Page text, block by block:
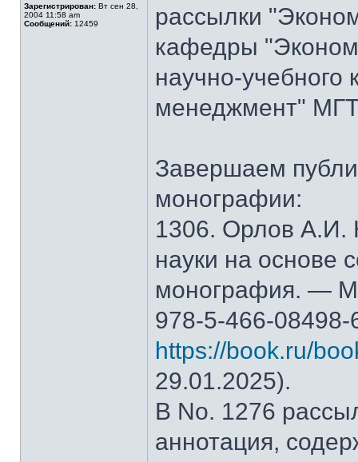
Зарегистрирован: Вт сен 28,
2004 11:58 am
Сообщений: 12459
рассылки
кафедры
научно-
менеджмент"
Завершаем
монографии:
1306. Орлов А.И.
науки на основе
монография. —
978-5-466-
https://book.ru/
29.01.2025).
В No. 1276
аннотация,